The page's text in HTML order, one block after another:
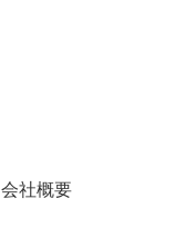
会社概要